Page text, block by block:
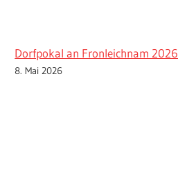
Dorfpokal an Fronleichnam 2026
8. Mai 2026